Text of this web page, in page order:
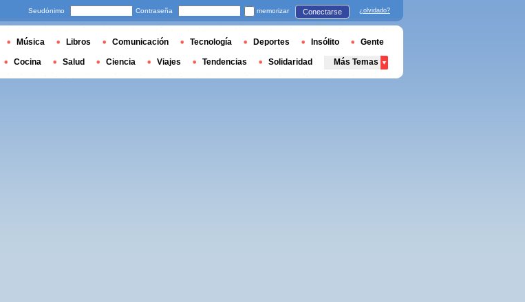
Seudónimo Contraseña memorizar Conectarse ¿olvidado?
Música Libros Comunicación Tecnología Deportes Insólito Gente
Cocina Salud Ciencia Viajes Tendencias Solidaridad Más Temas